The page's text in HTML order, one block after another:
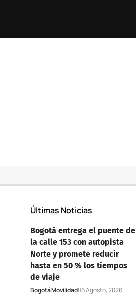
Últimas Noticias
Bogotá entrega el puente de
la calle 153 con autopista
Norte y promete reducir
hasta en 50 % los tiempos
de viaje
BogotáMovilidad 6 Agosto, 2026